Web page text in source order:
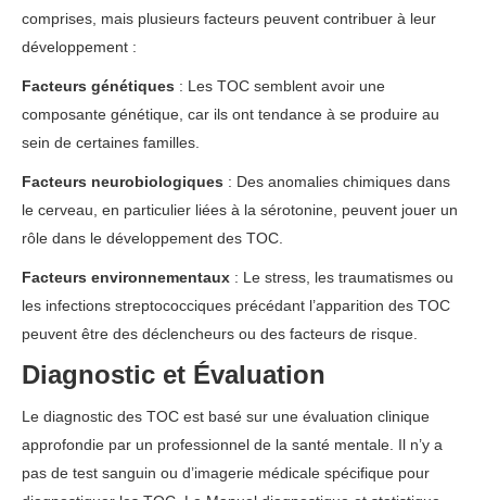
comprises, mais plusieurs facteurs peuvent contribuer à leur
développement :
Facteurs génétiques : Les TOC semblent avoir une
composante génétique, car ils ont tendance à se produire au
sein de certaines familles.
Facteurs neurobiologiques : Des anomalies chimiques dans
le cerveau, en particulier liées à la sérotonine, peuvent jouer un
rôle dans le développement des TOC.
Facteurs environnementaux : Le stress, les traumatismes ou
les infections streptococciques précédant l’apparition des TOC
peuvent être des déclencheurs ou des facteurs de risque.
Diagnostic et Évaluation
Le diagnostic des TOC est basé sur une évaluation clinique
approfondie par un professionnel de la santé mentale. Il n’y a
pas de test sanguin ou d’imagerie médicale spécifique pour